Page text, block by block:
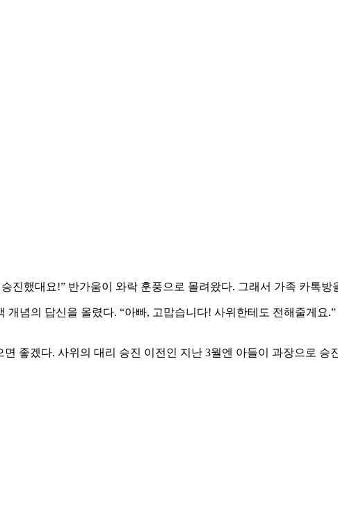
진했대요!” 반가움이 와락 훈풍으로 몰려왔다. 그래서 가족 카톡방
념의 답신을 올렸다. “아빠, 고맙습니다! 사위한테도 전해줄게요
좋겠다. 사위의 대리 승진 이전인 지난 3월엔 아들이 과장으로 승